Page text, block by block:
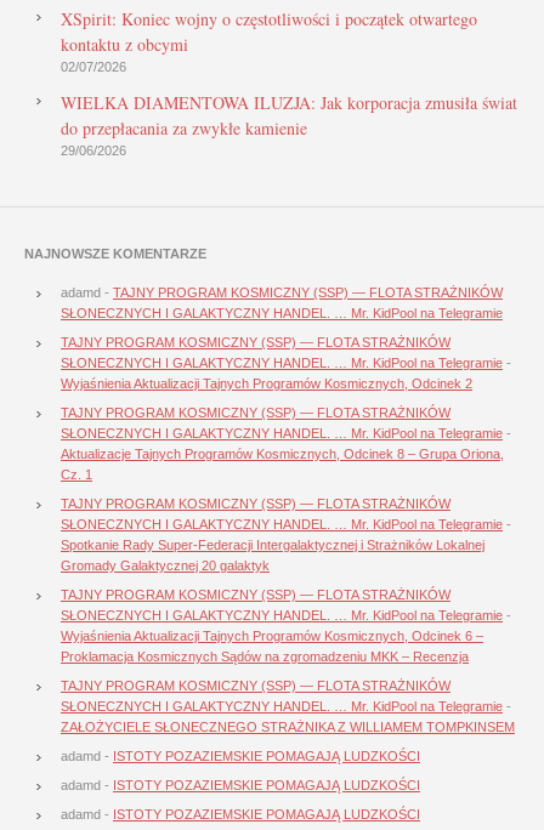
XSpirit: Koniec wojny o częstotliwości i początek otwartego
kontaktu z obcymi
02/07/2026
WIELKA DIAMENTOWA ILUZJA: Jak korporacja zmusiła świat
do przepłacania za zwykłe kamienie
29/06/2026
NAJNOWSZE KOMENTARZE
adamd - TAJNY PROGRAM KOSMICZNY (SSP) — FLOTA STRAŻNIKÓW
SŁONECZNYCH I GALAKTYCZNY HANDEL. … Mr. KidPool na Telegramie
TAJNY PROGRAM KOSMICZNY (SSP) — FLOTA STRAŻNIKÓW
SŁONECZNYCH I GALAKTYCZNY HANDEL. … Mr. KidPool na Telegramie -
Wyjaśnienia Aktualizacji Tajnych Programów Kosmicznych, Odcinek 2
TAJNY PROGRAM KOSMICZNY (SSP) — FLOTA STRAŻNIKÓW
SŁONECZNYCH I GALAKTYCZNY HANDEL. … Mr. KidPool na Telegramie -
Aktualizacje Tajnych Programów Kosmicznych, Odcinek 8 – Grupa Oriona,
Cz. 1
TAJNY PROGRAM KOSMICZNY (SSP) — FLOTA STRAŻNIKÓW
SŁONECZNYCH I GALAKTYCZNY HANDEL. … Mr. KidPool na Telegramie -
Spotkanie Rady Super-Federacji Intergalaktycznej i Strażników Lokalnej
Gromady Galaktycznej 20 galaktyk
TAJNY PROGRAM KOSMICZNY (SSP) — FLOTA STRAŻNIKÓW
SŁONECZNYCH I GALAKTYCZNY HANDEL. … Mr. KidPool na Telegramie -
Wyjaśnienia Aktualizacji Tajnych Programów Kosmicznych, Odcinek 6 –
Proklamacja Kosmicznych Sądów na zgromadzeniu MKK – Recenzja
TAJNY PROGRAM KOSMICZNY (SSP) — FLOTA STRAŻNIKÓW
SŁONECZNYCH I GALAKTYCZNY HANDEL. … Mr. KidPool na Telegramie -
ZAŁOŻYCIELE SŁONECZNEGO STRAŻNIKA Z WILLIAMEM TOMPKINSEM
adamd - ISTOTY POZAZIEMSKIE POMAGAJĄ LUDZKOŚCI
adamd - ISTOTY POZAZIEMSKIE POMAGAJĄ LUDZKOŚCI
adamd - ISTOTY POZAZIEMSKIE POMAGAJĄ LUDZKOŚCI